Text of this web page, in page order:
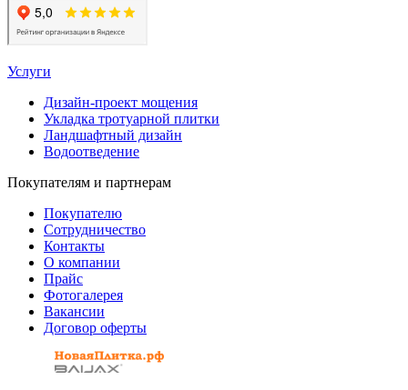
Услуги
Дизайн-проект мощения
Укладка тротуарной плитки
Ландшафтный дизайн
Водоотведение
Покупателям и партнерам
Покупателю
Сотрудничество
Контакты
О компании
Прайс
Фотогалерея
Вакансии
Договор оферты